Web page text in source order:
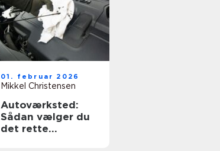
01. februar 2026
Mikkel Christensen
Autoværksted:
Sådan vælger du
det rette